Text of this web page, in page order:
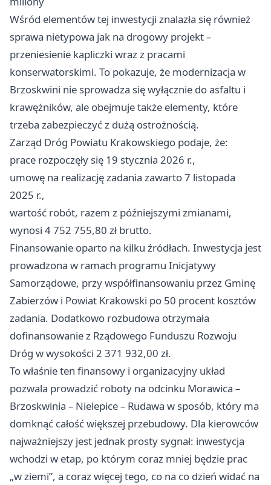
Wśród elementów tej inwestycji znalazła się również
sprawa nietypowa jak na drogowy projekt –
przeniesienie kapliczki wraz z pracami
konserwatorskimi. To pokazuje, że modernizacja w
Brzoskwini nie sprowadza się wyłącznie do asfaltu i
krawężników, ale obejmuje także elementy, które
trzeba zabezpieczyć z dużą ostrożnością.
Zarząd Dróg Powiatu Krakowskiego podaje, że:
prace rozpoczęły się 19 stycznia 2026 r.,
umowę na realizację zadania zawarto 7 listopada
2025 r.,
wartość robót, razem z późniejszymi zmianami,
wynosi 4 752 755,80 zł brutto.
Finansowanie oparto na kilku źródłach. Inwestycja jest
prowadzona w ramach programu Inicjatywy
Samorządowe, przy współfinansowaniu przez Gminę
Zabierzów i Powiat Krakowski po 50 procent kosztów
zadania. Dodatkowo rozbudowa otrzymała
dofinansowanie z Rządowego Funduszu Rozwoju
Dróg w wysokości 2 371 932,00 zł.
To właśnie ten finansowy i organizacyjny układ
pozwala prowadzić roboty na odcinku Morawica –
Brzoskwinia – Nielepice – Rudawa w sposób, który ma
domknąć całość większej przebudowy. Dla kierowców
najważniejszy jest jednak prosty sygnał: inwestycja
wchodzi w etap, po którym coraz mniej będzie prac
„w ziemi”, a coraz więcej tego, co na co dzień widać na